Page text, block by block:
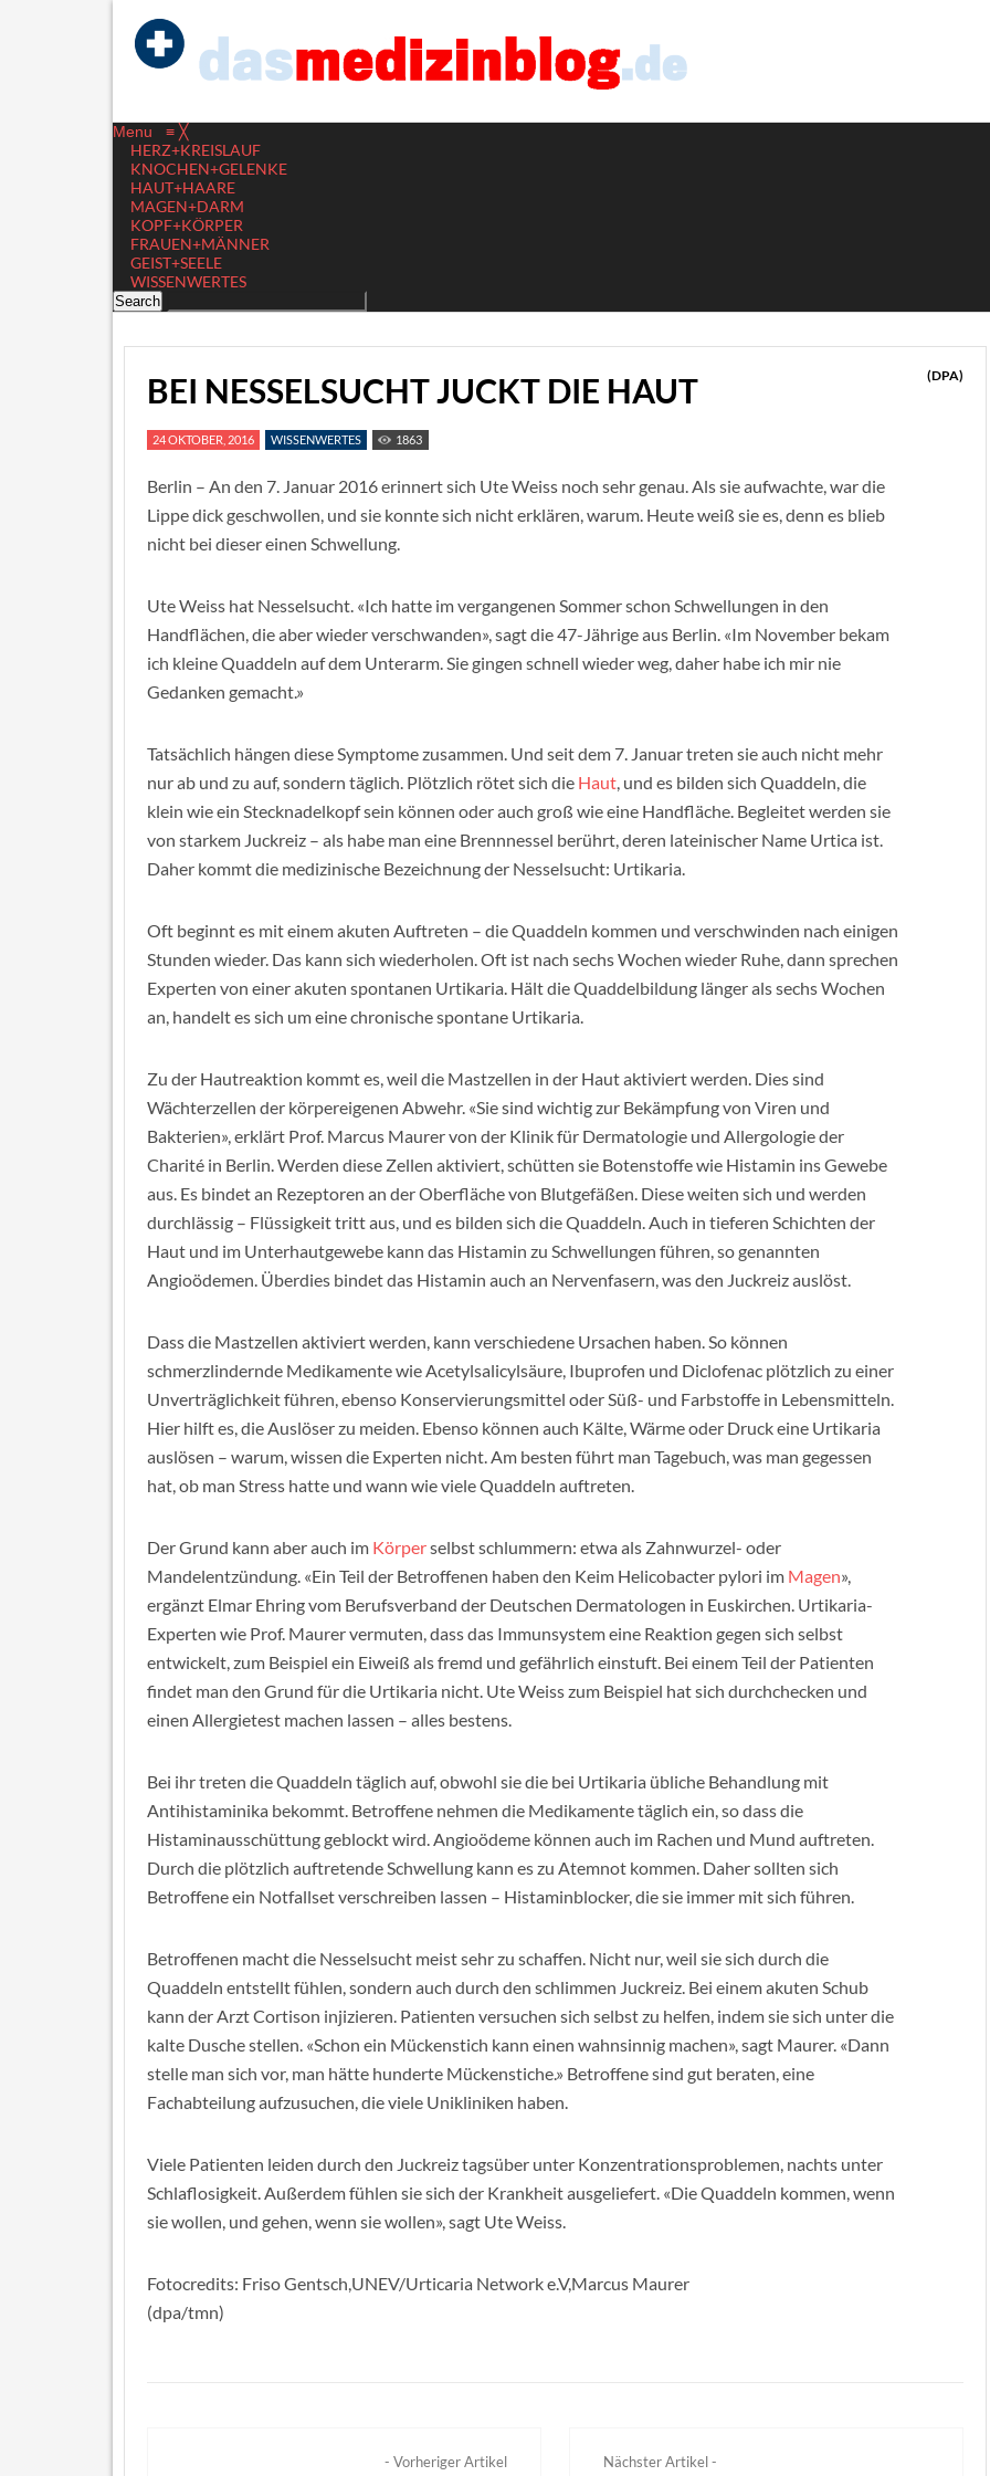
Menu ≡ ╳
HERZ+KREISLAUF
KNOCHEN+GELENKE
HAUT+HAARE
MAGEN+DARM
KOPF+KÖRPER
FRAUEN+MÄNNER
GEIST+SEELE
WISSENWERTES
BEI NESSELSUCHT JUCKT DIE HAUT (DPA)
24 OKTOBER, 2016 WISSENWERTES 1863
Berlin – An den 7. Januar 2016 erinnert sich Ute Weiss noch sehr genau. Als sie aufwachte, war die
Lippe dick geschwollen, und sie konnte sich nicht erklären, warum. Heute weiß sie es, denn es blieb
nicht bei dieser einen Schwellung.
Ute Weiss hat Nesselsucht. «Ich hatte im vergangenen Sommer schon Schwellungen in den
Handflächen, die aber wieder verschwanden», sagt die 47-Jährige aus Berlin. «Im November bekam
ich kleine Quaddeln auf dem Unterarm. Sie gingen schnell wieder weg, daher habe ich mir nie
Gedanken gemacht.»
Tatsächlich hängen diese Symptome zusammen. Und seit dem 7. Januar treten sie auch nicht mehr
nur ab und zu auf, sondern täglich. Plötzlich rötet sich die Haut, und es bilden sich Quaddeln, die
klein wie ein Stecknadelkopf sein können oder auch groß wie eine Handfläche. Begleitet werden sie
von starkem Juckreiz – als habe man eine Brennnessel berührt, deren lateinischer Name Urtica ist.
Daher kommt die medizinische Bezeichnung der Nesselsucht: Urtikaria.
Oft beginnt es mit einem akuten Auftreten – die Quaddeln kommen und verschwinden nach einigen
Stunden wieder. Das kann sich wiederholen. Oft ist nach sechs Wochen wieder Ruhe, dann sprechen
Experten von einer akuten spontanen Urtikaria. Hält die Quaddelbildung länger als sechs Wochen
an, handelt es sich um eine chronische spontane Urtikaria.
Zu der Hautreaktion kommt es, weil die Mastzellen in der Haut aktiviert werden. Dies sind
Wächterzellen der körpereigenen Abwehr. «Sie sind wichtig zur Bekämpfung von Viren und
Bakterien», erklärt Prof. Marcus Maurer von der Klinik für Dermatologie und Allergologie der
Charité in Berlin. Werden diese Zellen aktiviert, schütten sie Botenstoffe wie Histamin ins Gewebe
aus. Es bindet an Rezeptoren an der Oberfläche von Blutgefäßen. Diese weiten sich und werden
durchlässig – Flüssigkeit tritt aus, und es bilden sich die Quaddeln. Auch in tieferen Schichten der
Haut und im Unterhautgewebe kann das Histamin zu Schwellungen führen, so genannten
Angioödemen. Überdies bindet das Histamin auch an Nervenfasern, was den Juckreiz auslöst.
Dass die Mastzellen aktiviert werden, kann verschiedene Ursachen haben. So können
schmerzlindernde Medikamente wie Acetylsalicylsäure, Ibuprofen und Diclofenac plötzlich zu einer
Unverträglichkeit führen, ebenso Konservierungsmittel oder Süß- und Farbstoffe in Lebensmitteln.
Hier hilft es, die Auslöser zu meiden. Ebenso können auch Kälte, Wärme oder Druck eine Urtikaria
auslösen – warum, wissen die Experten nicht. Am besten führt man Tagebuch, was man gegessen
hat, ob man Stress hatte und wann wie viele Quaddeln auftreten.
Der Grund kann aber auch im Körperselbst schlummern: etwa als Zahnwurzel- oder
Mandelentzündung. «Ein Teil der Betroffenen haben den Keim Helicobacter pylori im Magen»,
ergänzt Elmar Ehring vom Berufsverband der Deutschen Dermatologen in Euskirchen. Urtikaria-
Experten wie Prof. Maurer vermuten, dass das Immunsystem eine Reaktion gegen sich selbst
entwickelt, zum Beispiel ein Eiweiß als fremd und gefährlich einstuft. Bei einem Teil der Patienten
findet man den Grund für die Urtikaria nicht. Ute Weiss zum Beispiel hat sich durchchecken und
einen Allergietest machen lassen – alles bestens.
Bei ihr treten die Quaddeln täglich auf, obwohl sie die bei Urtikaria übliche Behandlung mit
Antihistaminika bekommt. Betroffene nehmen die Medikamente täglich ein, so dass die
Histaminausschüttung geblockt wird. Angioödeme können auch im Rachen und Mund auftreten.
Durch die plötzlich auftretende Schwellung kann es zu Atemnot kommen. Daher sollten sich
Betroffene ein Notfallset verschreiben lassen – Histaminblocker, die sie immer mit sich führen.
Betroffenen macht die Nesselsucht meist sehr zu schaffen. Nicht nur, weil sie sich durch die
Quaddeln entstellt fühlen, sondern auch durch den schlimmen Juckreiz. Bei einem akuten Schub
kann der Arzt Cortison injizieren. Patienten versuchen sich selbst zu helfen, indem sie sich unter die
kalte Dusche stellen. «Schon ein Mückenstich kann einen wahnsinnig machen», sagt Maurer. «Dann
stelle man sich vor, man hätte hunderte Mückenstiche.» Betroffene sind gut beraten, eine
Fachabteilung aufzusuchen, die viele Unikliniken haben.
Viele Patienten leiden durch den Juckreiz tagsüber unter Konzentrationsproblemen, nachts unter
Schlaflosigkeit. Außerdem fühlen sie sich der Krankheit ausgeliefert. «Die Quaddeln kommen, wenn
sie wollen, und gehen, wenn sie wollen», sagt Ute Weiss.
Fotocredits: Friso Gentsch,UNEV/Urticaria Network e.V,Marcus Maurer
(dpa/tmn)
- Vorheriger Artikel Nächster Artikel -